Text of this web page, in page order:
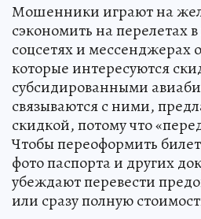
Мошенники играют на
сэкономить на перелетах
соцсетях и
которые интересуются
субсидированными
связываются с ними,
скидкой, потому что
Чтобы переоформить
фото паспорта и других
убеждают перевести
или сразу полную